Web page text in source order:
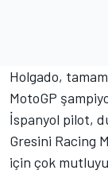
Holgado,
MotoGP
İspanyol pilot,
Gresini Racing
için çok